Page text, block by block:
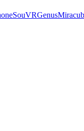
SouVRGenus